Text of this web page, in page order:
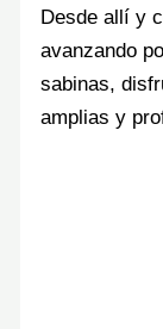
Desde allí y
avanzando
sabinas,
amplias y